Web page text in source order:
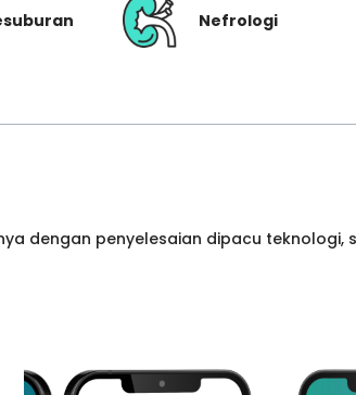
Nefrologi
dengan penyelesaian dipacu